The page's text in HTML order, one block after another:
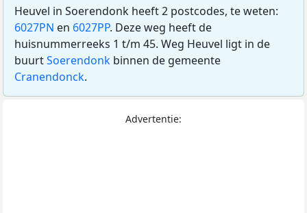
Heuvel in Soerendonk heeft 2 postcodes, te weten:
6027PN en 6027PP. Deze weg heeft de
huisnummerreeks 1 t/m 45. Weg Heuvel ligt in de
buurtSoerendonk binnen de gemeente
Cranendonck.
Advertentie: